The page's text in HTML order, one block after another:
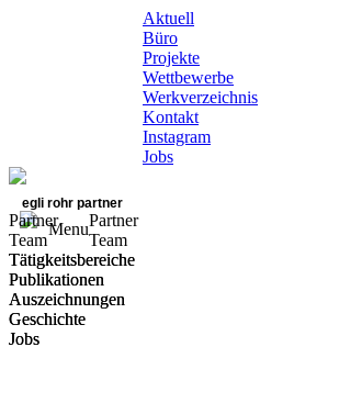
Aktuell
Büro
Projekte
Wettbewerbe
Werkverzeichnis
Kontakt
Instagram
Jobs
egli rohr partner
Menu
Partner
Team
Tätigkeitsbereiche
Publikationen
Auszeichnungen
Geschichte
Jobs
Partner
Team
Tätigkeitsbereiche
Publikationen
Auszeichnungen
Geschichte
Jobs